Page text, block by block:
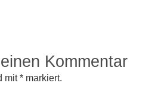
Kommentar
mit* markiert.